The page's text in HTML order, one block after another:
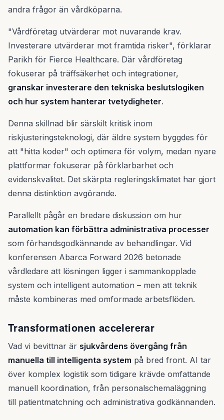
andra frågor än vårdköparna.
"Vårdföretag utvärderar mot nuvarande krav.
Investerare utvärderar mot framtida risker", förklarar
Parikh för Fierce Healthcare. Där vårdföretag
fokuserar på träffsäkerhet och integrationer,
granskar investerare den tekniska beslutslogiken
och hur system hanterar tvetydigheter.
Denna skillnad blir särskilt kritisk inom
riskjusteringsteknologi, där äldre system byggdes för
att "hitta koder" och optimera för volym, medan nyare
plattformar fokuserar på förklarbarhet och
evidenskvalitet. Det skärpta regleringsklimatet har gjort
denna distinktion avgörande.
Parallellt pågår en bredare diskussion om hur
automation kan förbättra administrativa processer
som förhandsgodkännande av behandlingar. Vid
konferensen Abarca Forward 2026 betonade
vårdledare att lösningen ligger i sammankopplade
system och intelligent automation – men att teknik
måste kombineras med omformade arbetsflöden.
Transformationen accelererar
Vad vi bevittnar är sjukvårdens övergång från
manuella till intelligenta system på bred front. AI tar
över komplex logistik som tidigare krävde omfattande
manuell koordination, från personalschemaläggning
till patientmatchning och administrativa godkännanden.